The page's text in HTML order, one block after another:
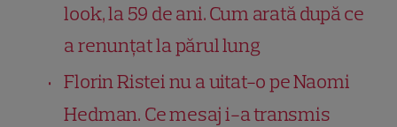
look, la 59 de ani. Cum arată după ce
a renunțat la părul lung
Florin Ristei nu a uitat-o pe Naomi
Hedman. Ce mesaj i-a transmis